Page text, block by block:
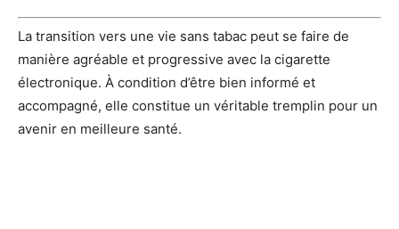
La transition vers une vie sans tabac peut se faire de
manière agréable et progressive avec la cigarette
électronique. À condition d’être bien informé et
accompagné, elle constitue un véritable tremplin pour un
avenir en meilleure santé.